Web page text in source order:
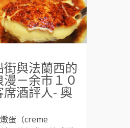
街與法蘭西的
－余市１０
席酒評人- 奧
蛋（creme